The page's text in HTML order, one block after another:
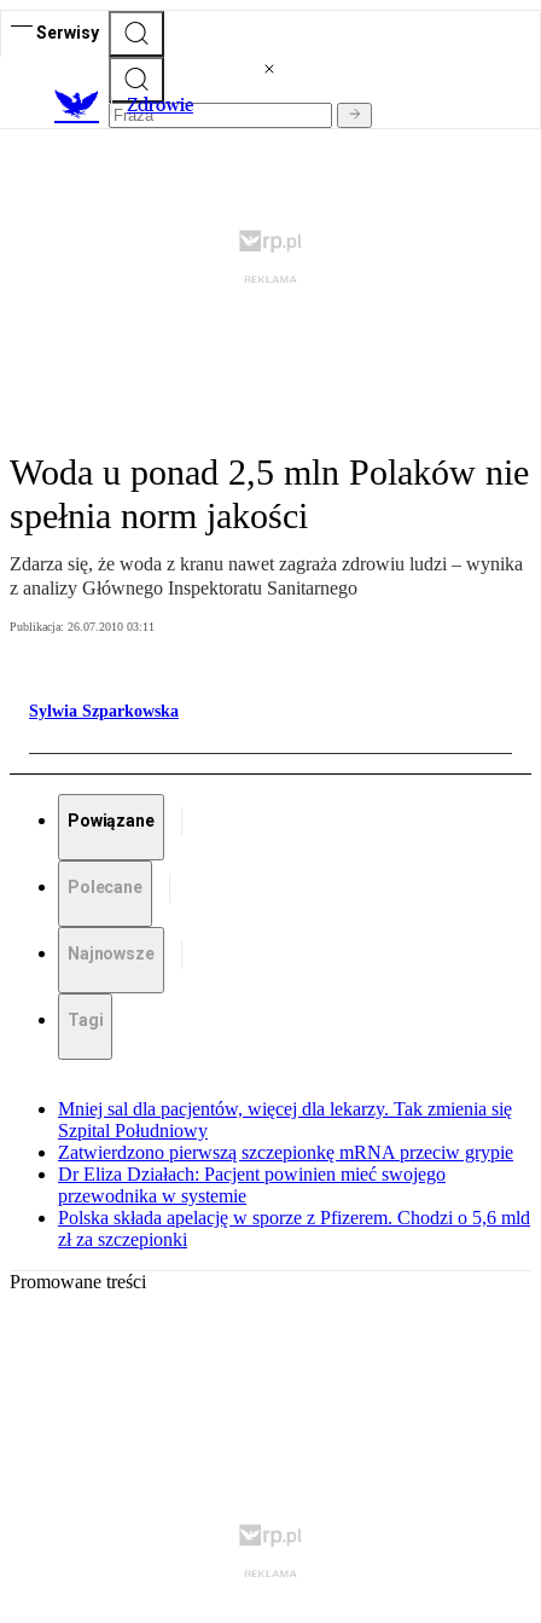
Serwisy
Zdrowie
Woda u ponad 2,5 mln Polaków nie
spełnia norm jakości
Zdarza się, że woda z kranu nawet zagraża zdrowiu ludzi – wynika
z analizy Głównego Inspektoratu Sanitarnego
Publikacja: 26.07.2010 03:11
Sylwia Szparkowska
Powiązane
Polecane
Najnowsze
Tagi
Mniej sal dla pacjentów, więcej dla lekarzy. Tak zmienia się
Szpital Południowy
Zatwierdzono pierwszą szczepionkę mRNA przeciw grypie
Dr Eliza Działach: Pacjent powinien mieć swojego
przewodnika w systemie
Polska składa apelację w sporze z Pfizerem. Chodzi o 5,6 mld
zł za szczepionki
Promowane treści